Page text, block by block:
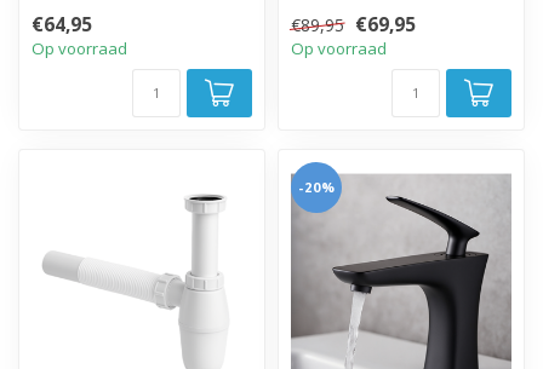
€64,95
Op voorraad
€89,95 €69,95
Op voorraad
-20%